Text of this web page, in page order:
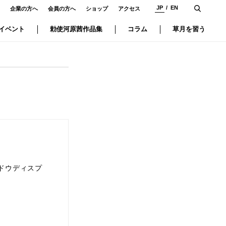
企業の方へ 会員の方へ ショップ アクセス JP EN
ベント 勅使河原茜作品集 コラム 草月を習う
ウディスプ